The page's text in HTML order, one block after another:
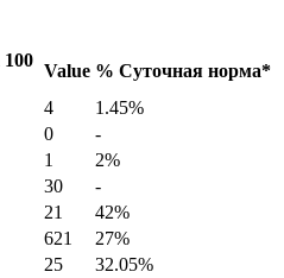
100
Value % Суточная норма*
4
1.45%
0
-
1
2%
30
-
21
42%
621
27%
25 32.05%